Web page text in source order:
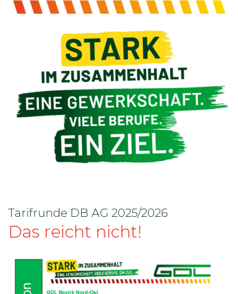
Tarifrunde DB AG 2025/2026
Das reicht nicht!